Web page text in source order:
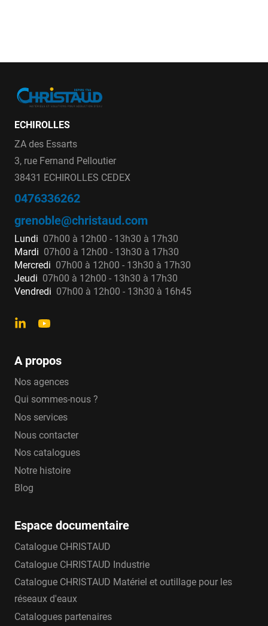
ECHIROLLES
ZA des Essarts
3, rue Fernand Pelloutier
38431 ECHIROLLES CEDEX
0476336262
grenoble@christaud.com
Lundi 07h00 à 12h00 - 13h30 à 17h30
Mardi 07h00 à 12h00 - 13h30 à 17h30
Mercredi 07h00 à 12h00 - 13h30 à 17h30
Jeudi 07h00 à 12h00 - 13h30 à 17h30
Vendredi 07h00 à 12h00 - 13h30 à 16h45
A propos
Nos agences
Qui sommes-nous ?
Nos services
Nous contacter
Nos catalogues
Notre histoire
Blog
Espace documentaire
Catalogue CHRISTAUD
Catalogue CHRISTAUD Industrie
Catalogue CHRISTAUD Matériel et outillage pour les
réseaux d'eaux
Catalogues partenaires